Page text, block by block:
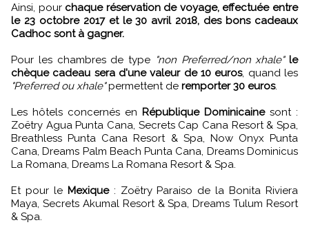
Ainsi, pour chaque réservation de voyage, effectuée entre
le 23 octobre 2017 et le 30 avril 2018, des bons cadeaux
Cadhoc sont à gagner.
Pour les chambres de type "non Preferred/non xhale" le
chèque cadeau sera d'une valeur de 10 euros, quand les
"Preferred ou xhale"permettent de remporter 30 euros.
Les hôtels concernés en République Dominicainesont :
Zoëtry Agua Punta Cana, Secrets Cap Cana Resort & Spa,
Breathless Punta Cana Resort & Spa, Now Onyx Punta
Cana, Dreams Palm Beach Punta Cana, Dreams Dominicus
La Romana, Dreams La Romana Resort & Spa.
Et pour le Mexique: Zoëtry Paraiso de la Bonita Riviera
Maya, Secrets Akumal Resort & Spa, Dreams Tulum Resort
& Spa.